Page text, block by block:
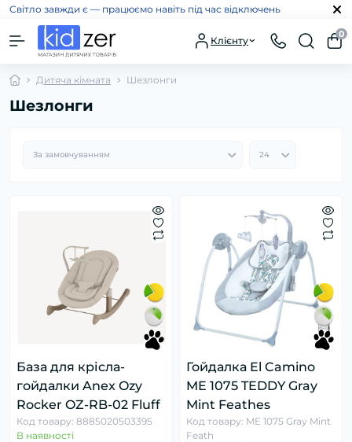
Світло завжди є — працюємо навіть під час відключень
Клієнту
0
Дитяча кімната Шезлонги
Шезлонги
База для крісла-
гойдалки Anex Ozy
Rocker OZ-RB-02 Fluff
Код товару: 8885020503395
В наявності
Гойдалка El Camino
ME 1075 TEDDY Gray
Mint Feathes
Код товару: ME 1075 Gray Mint
Feath